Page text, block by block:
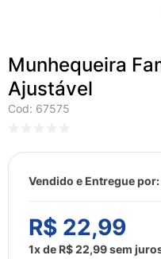
Munhequeira
Ajustável
Cod: 67575
Vendido e Entregue por:
R$ 22,99
1x de R$22,99sem
4º
fly
8º
10
fralda